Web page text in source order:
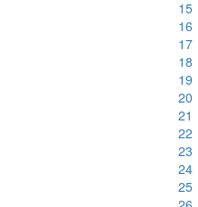
15
16
17
18
19
20
21
22
23
24
25